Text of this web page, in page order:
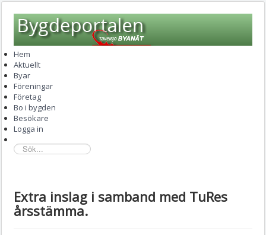
Hem
Aktuellt
Byar
Föreningar
Företag
Bo i bygden
Besökare
Logga in
sök...
Extra inslag i samband med TuRes
årsstämma.